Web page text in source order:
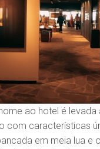
ao hotel é
com características
em meia lua e